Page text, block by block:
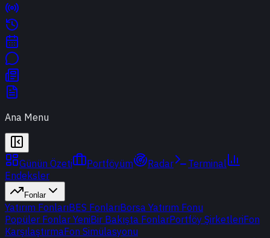
Ana Menu
Günün Özeti Portföyüm Radar
Terminal
Endeksler
Fonlar
Yatırım FonlarıBES FonlarıBorsa Yatırım Fonu
Popüler Fonlar YeniBir Bakışta FonlarPortföy ŞirketleriFon
KarşılaştırmaFon Simülasyonu